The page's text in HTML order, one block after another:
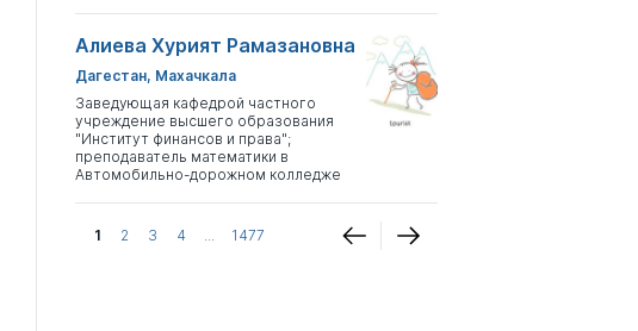
Алиева Хурият Рамазановна
Дагестан, Махачкала
Заведующая кафедрой частного
учреждение высшего образования
"Институт финансов и права";
преподаватель математики в
Автомобильно-дорожном колледже
1 2 3 4 ... 1477